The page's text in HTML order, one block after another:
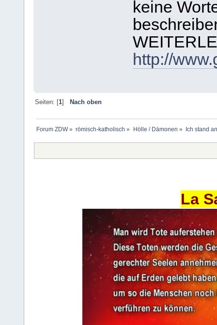
keine
http://
Seiten: [1] Nach oben
Forum ZDW» römisch-katholisch » Hölle / Dämonen » Ich stand
La